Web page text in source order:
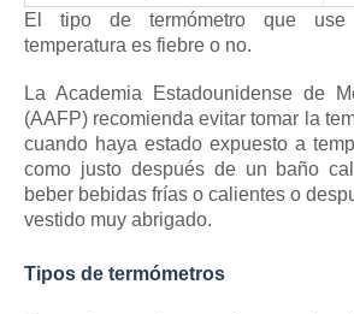
El tipo de termómetro que
temperatura es fiebre o no.
La Academia Estadounidense de
(AAFP) recomienda evitar tomar la
cuando haya estado expuesto a
como justo después de un baño
beber bebidas frías o calientes o
vestido muy abrigado.
Tipos de termómetros